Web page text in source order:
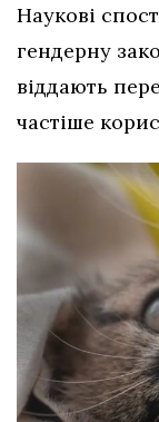
Наукові
гендерну
віддають
частіше